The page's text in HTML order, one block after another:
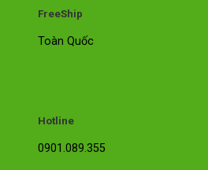
FreeShip
Toàn Quốc
Hotline
0901.089.355